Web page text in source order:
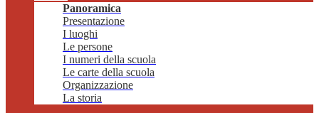
Panoramica
Presentazione
I luoghi
Le persone
I numeri della scuola
Le carte della scuola
Organizzazione
La storia